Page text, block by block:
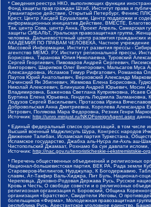
* Сведения реестра НКО, выполняющих функции
Фонд защиты прав граждан Штаб, Институт права и
Гуманитарное действие, Открытый Петербург, Феникс
Крест, Центр Хасдей Ерушалаим, Центр поддержки и
информационных инициатив Действие, ВМЕСТЕ,
Так, центр Сова, центр Анна, Проект Апрель, Самарская
защиты СИБАЛЬТ, Уральская правозащитная группа,
человека, Дальневосточный центр развития
АКАДЕМИЯ ПО ПРАВАМ ЧЕЛОВЕКА, Частное учреждение
Массовой Информации, Институт развития прессы -
агентство МЕМО. РУ, Институт региональной прессы,
Борисовна, Таранова Юлия Николаевна, Туровский
Сергей Георгиевич, Пивоваров Андрей Сергеевич,
Викторович, Шарипков Олег Викторович, Мальсагов
Александровна, Исламов Тимур Рифгатович, Романова
Паутов Юрий Анатольевич, Верховский Александр
Рачинский Ян Збигневич, Жемкова Елена Борисовна,
Николай Алексеевич, Блинушов Андрей Юрьевич, Мосин
Владимировна, Баженова Светлана Куприяновна, Исаев
Буртина Елена Юрьевна, Гендель Людмила Залмановна,
Подузов Сергей Васильевич, Протасова Ирина
Добровольская Анна Дмитриевна, Королева
Петрович, Полякова Мара Федоровна, Резник Генри
Источник: http://unro.minjust.ru/NKOForeignAgent.aspx
* Единый федеральный список организаций, в том числе
Высший военный Маджлисуль Шура, Конгресс народов
Движение Талибан, Исламская партия Туркестана,
Исламское государство, Джабха аль-Нусра ли-Ахль аш-
Чистопольский Джамаат, Рохнамо ба суи давлати
Источник: http://nac.gov.ru/terroristicheskie-i-ekstremistskie-
* Перечень общественных объединений и религиозных
Национал-большевистская партия, ВЕК РА, Рада земли
Староверов-Инглингов, Нурджулар, К Богодержавию,
славян, Ат-Такфир Валь-Хиджра, Пит Буль, Национал-
Череповца, Духовно-Родовая Держава Русь, Русское
Кровь и Честь, О свободе совести и о религиозных
религиозная организация п. Боровский, Община
организация «Братство», Свидетели Иеговы, О
болельщиков «Фирма», Молодежная правозащитная
республика Русь, Арестантское уголовное единство,